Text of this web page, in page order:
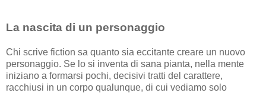
La nascita di un personaggio
Chi scrive fiction sa quanto sia eccitante creare un nuovo
personaggio. Se lo si inventa di sana pianta, nella mente
iniziano a formarsi pochi, decisivi tratti del carattere,
racchiusi in un corpo qualunque, di cui vediamo solo